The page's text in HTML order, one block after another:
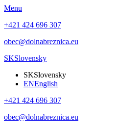
Menu
+421 424 696 307
obec@dolnabreznica.eu
SKSlovensky
SKSlovensky
ENEnglish
+421 424 696 307
obec@dolnabreznica.eu